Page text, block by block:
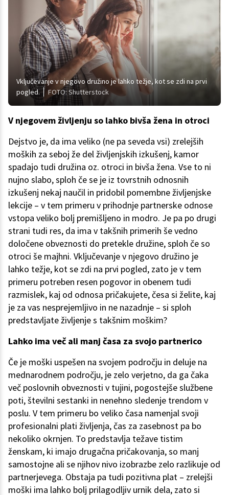
Vključevanje v njegovo družino je lahko težje, kot se zdi na prvi
pogled.
FOTO: Shutterstock
V njegovem življenju so lahko bivša žena in otroci
Dejstvo je, da ima veliko (ne pa seveda vsi) zrelejših
moških za seboj že del življenjskih izkušenj, kamor
spadajo tudi družina oz. otroci in bivša žena. Vse to ni
nujno slabo, sploh če se je iz tovrstnih odnosnih
izkušenj nekaj naučil in pridobil pomembne življenjske
lekcije – v tem primeru v prihodnje partnerske odnose
vstopa veliko bolj premišljeno in modro. Je pa po drugi
strani tudi res, da ima v takšnih primerih še vedno
določene obveznosti do pretekle družine, sploh če so
otroci še majhni. Vključevanje v njegovo družino je
lahko težje, kot se zdi na prvi pogled, zato je v tem
primeru potreben resen pogovor in obenem tudi
razmislek, kaj od odnosa pričakujete, česa si želite, kaj
je za vas nesprejemljivo in ne nazadnje – si sploh
predstavljate življenje s takšnim moškim?
Lahko ima več ali manj časa za svojo partnerico
Če je moški uspešen na svojem področju in deluje na
mednarodnem področju, je zelo verjetno, da ga čaka
več poslovnih obveznosti v tujini, pogostejše službene
poti, številni sestanki in nenehno sledenje trendom v
poslu. V tem primeru bo veliko časa namenjal svoji
profesionalni plati življenja, čas za zasebnost pa bo
nekoliko okrnjen. To predstavlja težave tistim
ženskam, ki imajo drugačna pričakovanja, so manj
samostojne ali se njihov nivo izobrazbe zelo razlikuje od
partnerjevega. Obstaja pa tudi pozitivna plat – zrelejši
moški ima lahko bolj prilagodljiv urnik dela, zato si